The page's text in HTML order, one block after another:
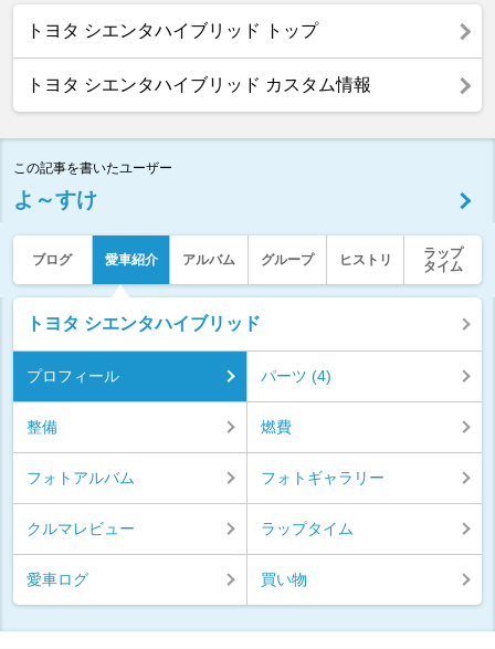
トヨタ シエンタハイブリッド トップ
トヨタ シエンタハイブリッド カスタム情報
この記事を書いたユーザー
よ～すけ
ブログ 愛車紹介 アルバム グループ ヒストリ
ラップ
タイム
トヨタ シエンタハイブリッド
プロフィール パーツ (4)
整備 燃費
フォトアルバム フォトギャラリー
クルマレビュー ラップタイム
愛車ログ 買い物